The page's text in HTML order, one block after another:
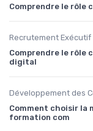
Comprendre le rôle
Recrutement Exécutif
Comprendre le rôle
digital
Développement des
Comment choisir
formation com